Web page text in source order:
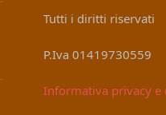
Tutti i diritti riservati
P.Iva 01419730559
Informativa privacy e